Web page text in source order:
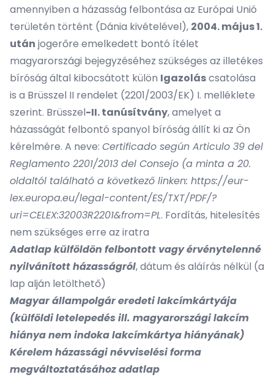
amennyiben a házasság felbontása az Európai Unió
területén történt (Dánia kivételével), 2004. május 1.
után jogerőre emelkedett bontó ítélet
magyarországi bejegyzéséhez szükséges az illetékes
bíróság által kibocsátott külön Igazoláscsatolása
is a Brüsszel II rendelet (2201/2003/EK) I. melléklete
szerint. Brüsszel-II. tanúsítvány, amelyet a
házasságát felbontó spanyol bíróság állít ki az Ön
kérelmére. A neve: Certificado según Articulo 39 del
Reglamento 2201/2013 del Consejo (a minta a 20.
oldaltól található a következő linken: https://eur-
lex.europa.eu/legal-content/ES/TXT/PDF/?
uri=CELEX:32003R2201&from=PL. Fordítás, hitelesítés
nem szükséges erre az iratra
Adatlap külföldön felbontott vagy érvénytelenné
nyilvánított házasságról, dátum és aláírás nélkül (a
lap alján letölthető)
Magyar állampolgár eredeti lakcímkártyája
(külföldi letelepedés ill. magyarországi lakcím
hiánya nem indoka lakcímkártya hiányának)
Kérelem házassági névviselési forma
megváltoztatásához adatlap